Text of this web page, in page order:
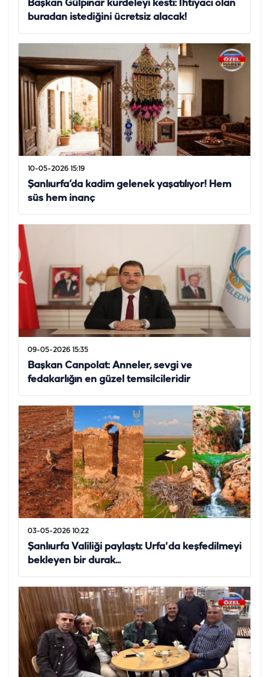
Başkan Gülpınar kurdeleyi kesti: İhtiyacı olan
buradan istediğini ücretsiz alacak!
10-05-2026 15:19
Şanlıurfa’da kadim gelenek yaşatılıyor! Hem
süs hem inanç
09-05-2026 15:35
Başkan Canpolat: Anneler, sevgi ve
fedakarlığın en güzel temsilcileridir
03-05-2026 10:22
Şanlıurfa Valiliği paylaştı: Urfa'da keşfedilmeyi
bekleyen bir durak...